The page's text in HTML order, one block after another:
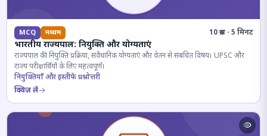
MCQ मध्यम 10 प्रश्न · 5 मिनट
भारतीय राज्यपाल: नियुक्ति और योग्यताएं
राज्यपाल की नियुक्ति प्रक्रिया, संवैधानिक योग्यताएं और वेतन से संबंधित विषय। UPSC और
राज्य परीक्षार्थियों के लिए महत्वपूर्ण।
नियुक्तियाँ और इस्तीफे प्रश्नोत्तरी
क्विज़ लें